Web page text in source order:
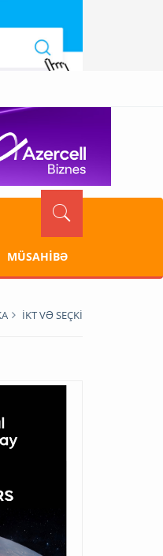
MÜSAHİBƏ
İKT VƏ SEÇKİ